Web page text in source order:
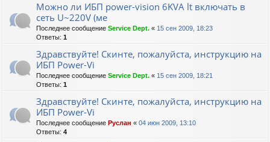
Можно ли ИБП power-vision 6KVA lt включать в
сеть U~220V (ме
Последнее сообщение Service Dept. « 15 сен 2009, 18:23
Ответы: 1
Здравствуйте! Скинте, пожалуйста, инструкцию на
ИБП Power-Vi
Последнее сообщение Service Dept. « 15 сен 2009, 18:21
Ответы: 1
Здравствуйте! Скинте, пожалуйста, инструкцию на
ИБП Power-Vi
Последнее сообщение Руслан « 04 июн 2009, 13:10
Ответы: 4